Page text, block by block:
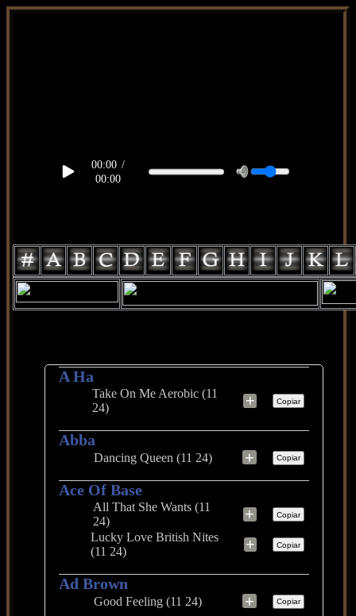
00:00 /
00:00
A Ha
Take On Me Aerobic (11
24)
+ Copiar
Abba
Dancing Queen (11 24) + Copiar
Ace Of Base
All That She Wants (11
24)
+ Copiar
Lucky Love British Nites
(11 24)
+ Copiar
Ad Brown
Good Feeling (11 24) + Copiar